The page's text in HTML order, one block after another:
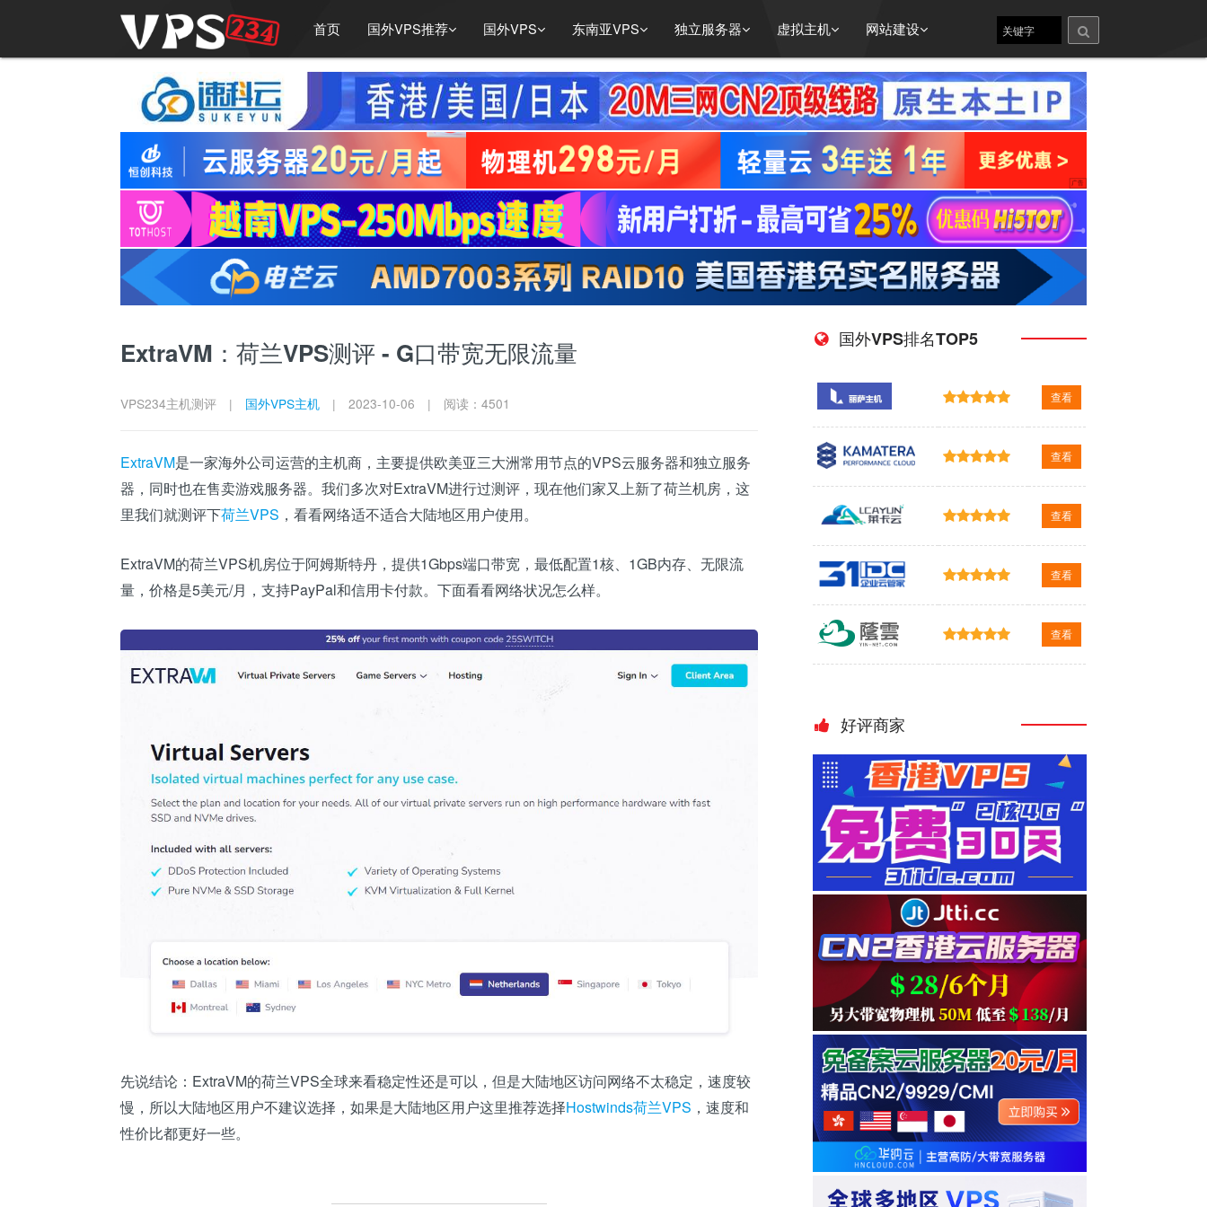
首页 国外VPS推荐 国外VPS 东南亚VPS 独立服务器 虚拟主机 网站建设
ExtraVM：荷兰VPS测评 - G口带宽无限流量
VPS234主机测评 | 国外VPS主机 | 2023-10-06 | 阅读：4501
ExtraVM是一家海外公司运营的主机商，主要提供欧美亚三大洲常用节点的VPS云服务器和独立服务
器，同时也在售卖游戏服务器。我们多次对ExtraVM进行过测评，现在他们家又上新了荷兰机房，这
里我们就测评下荷兰VPS ，看看网络适不适合大陆地区用户使用。
ExtraVM的荷兰VPS机房位于阿姆斯特丹，提供1Gbps端口带宽，最低配置1核、1GB内存、无限流
量，价格是5美元/月，支持PayPal和信用卡付款。下面看看网络状况怎么样。
先说结论： ExtraVM的荷兰VPS全球来看稳定性还是可以，但是大陆地区访问网络不太稳定，速度较
慢，所以大陆地区用户不建议选择，如果是大陆地区用户这里推荐选择Hostwinds荷兰VPS ，速度和
性价比都更好一些。
国外VPS排名TOP5
查看
查看
查看
查看
查看
好评商家